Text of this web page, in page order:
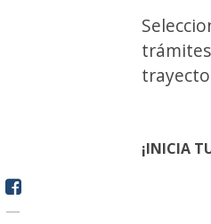
trámites
¡INICIA